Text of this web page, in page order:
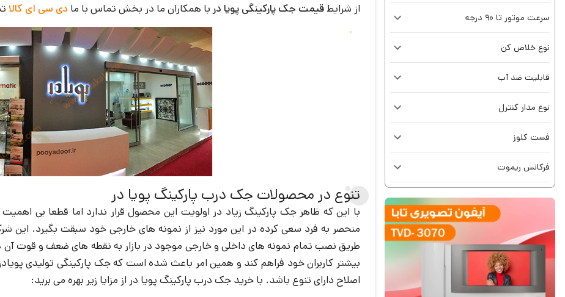
سرعت موتور تا 90 درجه
نوع خلاص کن
قابلیت ضد آب
نوع مدار کنترل
فست کلوز
فرکانس ریموت
از شرایطقیمت جک پارکینگی پویا در با همکاران ما در بخش تماس با ما دی سی ای کالا
تنوع در محصولات جک درب پارکینگ پویا در
با این که ظاهر جک پارکینگ زیاد در اولویت این محصول قرار ندارد اما قطعا بی
منحصر به فرد سعی کرده در این مورد نیز از نمونه های خارجی خود سبقت بگیرد. این
طریق نصب تمام نمونه های داخلی و خارجی موجود در بازار به نقطه های ضعف و قوت
بیشتر کاربران خود فراهم کند و همین امر باعث شده است که جک پارکینگی تولیدی
اصلاح دارای تنوع باشد. با خرید جک درب پارکینگ پویا در از مزایا زیر بهره می برید: